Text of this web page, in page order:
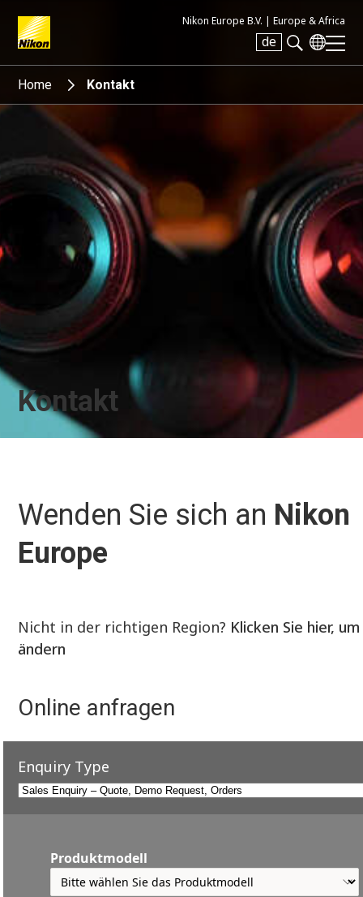
Nikon Europe B.V. | Europe & Africa
de
Search keyword(s)
Home Kontakt
Kontakt
Wenden Sie sich an Nikon
Europe
Nicht in der richtigen Region? Klicken Sie hier,
ändern
Online anfragen
Enquiry Type
Produktmodell